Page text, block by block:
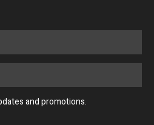
and promotions.